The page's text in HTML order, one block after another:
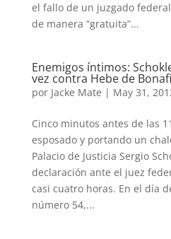
el fallo de un juzgado
de manera “gratuita”...
Enemigos íntimos:
vez contra Hebe de
por Jacke Mate | May 31,
Cinco minutos antes de las
esposado y portando un
Palacio de Justicia Sergio
declaración ante el juez
casi cuatro horas. En el día
número 54,...